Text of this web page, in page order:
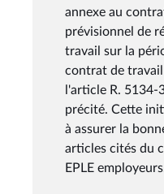
annexe au
prévisionnel de
travail sur la
contrat de
l'article R. 5134-
précité. Cette
à assurer la
articles cités du
EPLE